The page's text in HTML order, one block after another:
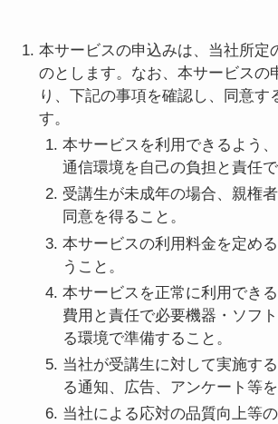
本サービスの申込みは、当社所定
のとします。なお、本サービスの
り、下記の事項を確認し、同意す
す。
本サービスを利用できるよう
通信環境を自己の負担と責任で
受講生が未成年の場合、親権
同意を得ること。
本サービスの利用料金を定め
うこと。
本サービスを正常に利用でき
費用と責任で必要機器・ソフ
る環境で準備すること。
当社が受講生に対して実施す
る通知、広告、アンケート等を
当社による応対の品質向上等